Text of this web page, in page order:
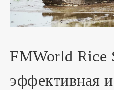
FMWorld Rice
эффективная